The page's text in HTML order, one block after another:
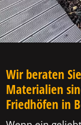
Wir beraten
Materialien
Friedhöfen in